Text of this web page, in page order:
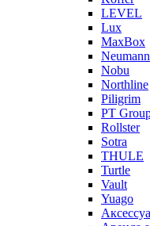
LEVEL
Lux
MaxBox
Neumann
Nobu
Northline
Piligrim
PT
Rollster
Sotra
THULE
Turtle
Vault
Yuago